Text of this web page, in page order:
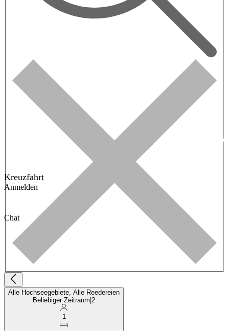
Kreuzfahrt
Anmelden
Chat
Alle Hochseegebiete, Alle Reedereien
Beliebiger Zeitraum 2
1